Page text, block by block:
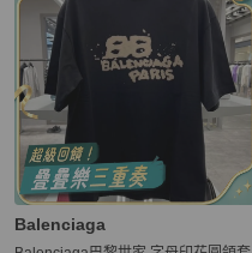
Balenciaga